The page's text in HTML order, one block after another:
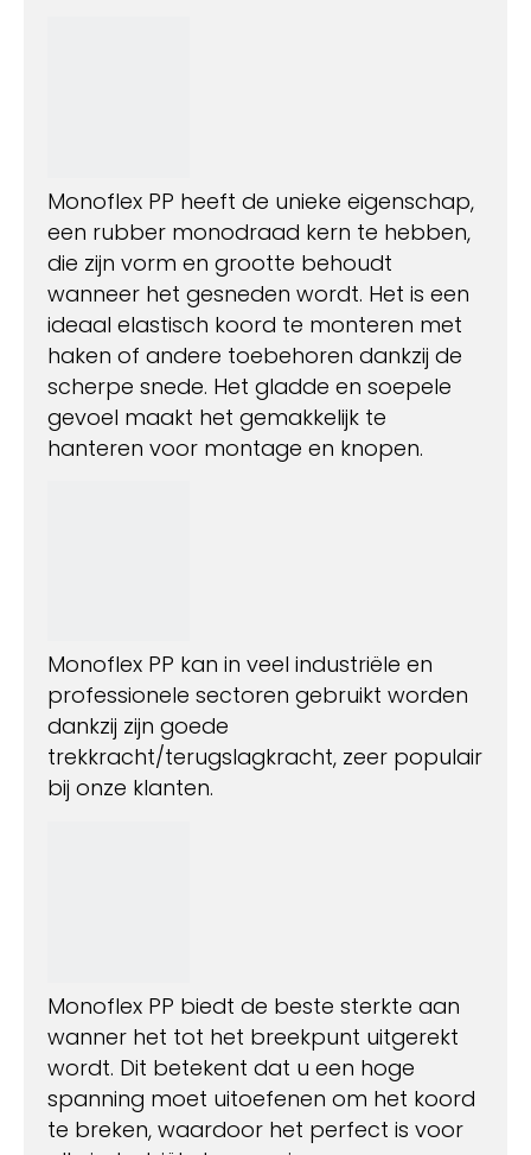
Monoflex PP heeft de unieke eigenschap,
een rubber monodraad kern te hebben,
die zijn vorm en grootte behoudt
wanneer het gesneden wordt. Het is een
ideaal elastisch koord te monteren met
haken of andere toebehoren dankzij de
scherpe snede. Het gladde en soepele
gevoel maakt het gemakkelijk te
hanteren voor montage en knopen.
Monoflex PP kan in veel industriële en
professionele sectoren gebruikt worden
dankzij zijn goede
trekkracht/terugslagkracht, zeer populair
bij onze klanten.
Monoflex PP biedt de beste sterkte aan
wanner het tot het breekpunt uitgerekt
wordt. Dit betekent dat u een hoge
spanning moet uitoefenen om het koord
te breken, waardoor het perfect is voor